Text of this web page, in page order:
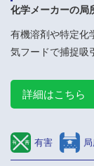
化学メーカーの局
有機溶剤や特定化
気フードで捕捉吸
詳細はこちら
有害